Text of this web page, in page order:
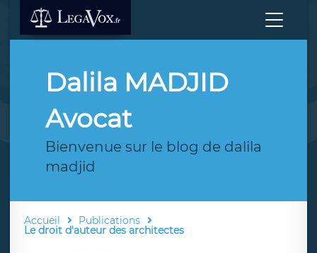
Dalila MADJID
Avocat
Bienvenue sur le blog de dalila
madjid
Accueil Publications
Le droit d'auteur des architectes